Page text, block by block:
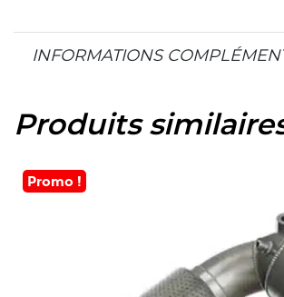
INFORMATIONS
Produits
Promo !